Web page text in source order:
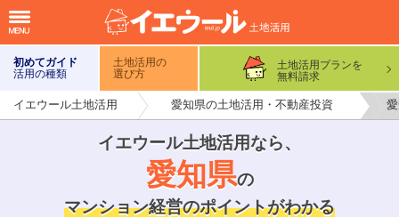
初めてガイド
活用の種類
土地活用の
選び方
土地活用プランを
無料請求
イエウール土地活用 愛知県の土地活用・不動産投資
イエウール土地活用なら、
愛知県の
マンション経営のポイントがわかる